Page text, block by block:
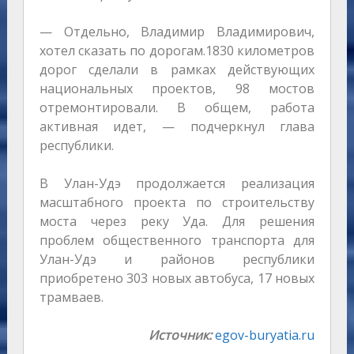
— Отдельно, Владимир Владимирович,
хотел сказать по дорогам.1830 километров
дорог сделали в рамках действующих
национальных проектов, 98 мостов
отремонтировали. В общем, работа
активная идет, — подчеркнул глава
республики.
В Улан-Удэ продолжается реализация
масштабного проекта по строительству
моста через реку Уда. Для решения
проблем общественного транспорта для
Улан-Удэ и районов республики
приобретено 303 новых автобуса, 17 новых
трамваев.
Источник:egov-buryatia.ru